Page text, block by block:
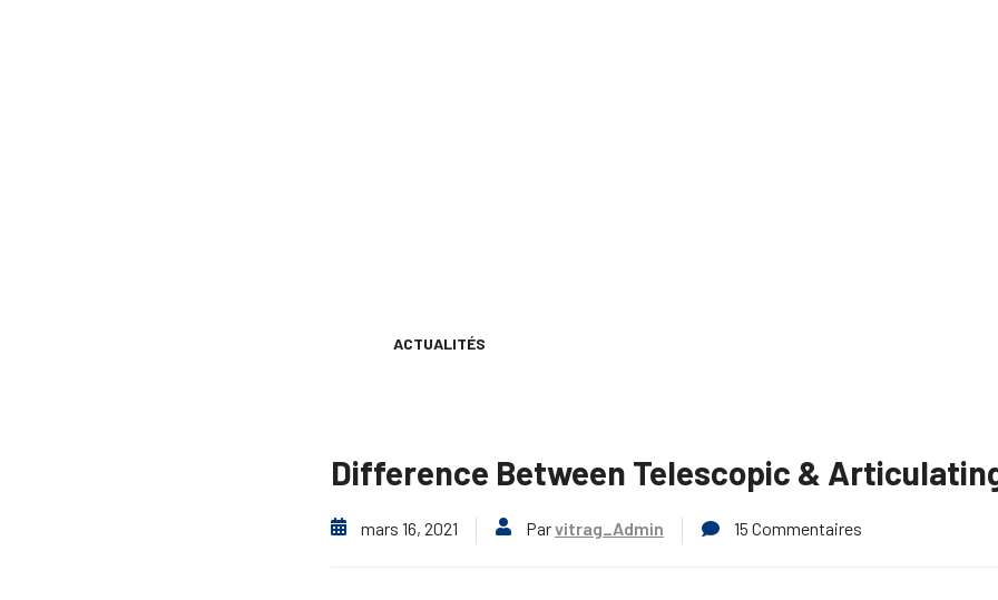
ACTUALITÉS
Difference Between Telescopic &
mars 16, 2021 Parvitrag_Admin 15 Commentaires